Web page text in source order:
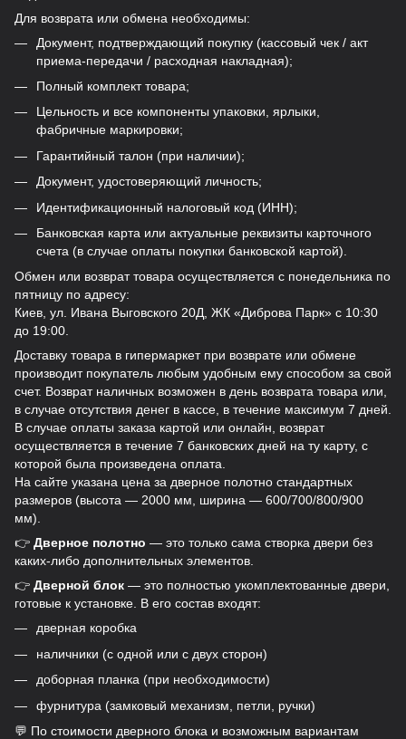
Для возврата или обмена необходимы:
Документ, подтверждающий покупку (кассовый чек / акт
приема-передачи / расходная накладная);
Полный комплект товара;
Цельность и все компоненты упаковки, ярлыки,
фабричные маркировки;
Гарантийный талон (при наличии);
Документ, удостоверяющий личность;
Идентификационный налоговый код (ИНН);
Банковская карта или актуальные реквизиты карточного
счета (в случае оплаты покупки банковской картой).
Обмен или возврат товара осуществляется с понедельника по
пятницу по адресу:
Киев, ул. Ивана Выговского 20Д, ЖК «Диброва Парк» с 10:30
до 19:00.
Доставку товара в гипермаркет при возврате или обмене
производит покупатель любым удобным ему способом за свой
счет. Возврат наличных возможен в день возврата товара или,
в случае отсутствия денег в кассе, в течение максимум 7 дней.
В случае оплаты заказа картой или онлайн, возврат
осуществляется в течение 7 банковских дней на ту карту, с
которой была произведена оплата.
На сайте указана цена за дверное полотно стандартных
размеров (высота — 2000 мм, ширина — 600/700/800/900
мм).
👉 Дверное полотно — это только сама створка двери без
каких-либо дополнительных элементов.
👉 Дверной блок — это полностью укомплектованные двери,
готовые к установке. В его состав входят:
дверная коробка
наличники (с одной или с двух сторон)
доборная планка (при необходимости)
фурнитура (замковый механизм, петли, ручки)
💬 По стоимости дверного блока и возможным вариантам